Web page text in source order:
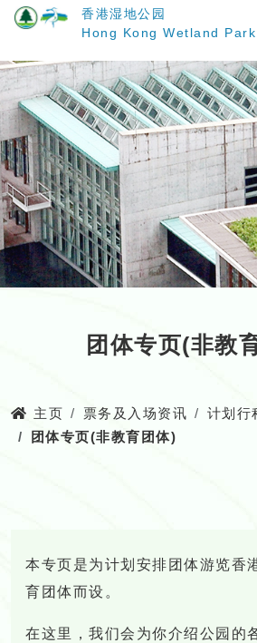
要
内
容
香港湿地公园
Hong Kong Wetland Park
团体专页(非教
主页 票务及入场资讯
计划行
团体专页(非教育团体)
本专页是为计划安排团体游览香
育团体而设。
在这里，我们会为你介绍公园的